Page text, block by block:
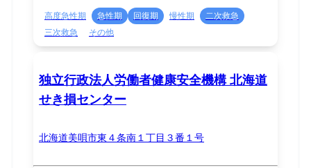
高度急性期 急性期 回復期 慢性期
二次救急
三次救急
その他
独立行政法人労働者健康安全機構 北海道
せき損センター
北海道美唄市東４条南１丁目３番１号